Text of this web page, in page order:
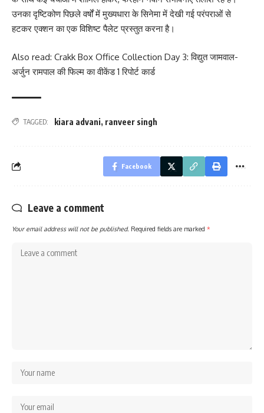
उनका दृष्टिकोण पिछले वर्षों में मुख्यधारा के सिनेमा में देखी गई परंपराओं से
हटकर एक्शन का एक विशिष्ट पैलेट प्रस्तुत करना है।
Also read: Crakk Box Office Collection Day 3: विद्युत जामवाल-
अर्जुन रामपाल की फिल्म का वीकेंड 1 रिपोर्ट कार्ड
TAGGED: kiara advani, ranveer singh
Facebook
Leave a comment
Your email address will not be published. Required fields are marked *